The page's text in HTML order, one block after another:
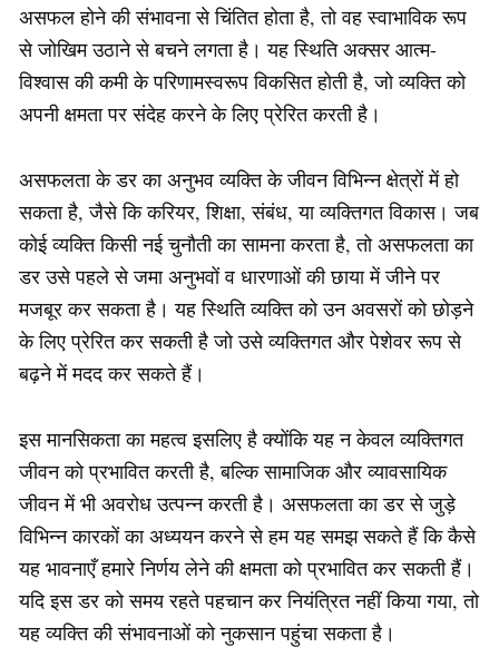
असफल होने की संभावना से चिंतित होता है, तो वह स्वाभाविक रूप
से जोखिम उठाने से बचने लगता है। यह स्थिति अक्सर आत्म-
विश्वास की कमी के परिणामस्वरूप विकसित होती है, जो व्यक्ति को
अपनी क्षमता पर संदेह करने के लिए प्रेरित करती है।
असफलता के डर का अनुभव व्यक्ति के जीवन विभिन्न क्षेत्रों में हो
सकता है, जैसे कि करियर, शिक्षा, संबंध, या व्यक्तिगत विकास। जब
कोई व्यक्ति किसी नई चुनौती का सामना करता है, तो असफलता का
डर उसे पहले से जमा अनुभवों व धारणाओं की छाया में जीने पर
मजबूर कर सकता है। यह स्थिति व्यक्ति को उन अवसरों को छोड़ने
के लिए प्रेरित कर सकती है जो उसे व्यक्तिगत और पेशेवर रूप से
बढ़ने में मदद कर सकते हैं।
इस मानसिकता का महत्व इसलिए है क्योंकि यह न केवल व्यक्तिगत
जीवन को प्रभावित करती है, बल्कि सामाजिक और व्यावसायिक
जीवन में भी अवरोध उत्पन्न करती है। असफलता का डर से जुड़े
विभिन्न कारकों का अध्ययन करने से हम यह समझ सकते हैं कि कैसे
यह भावनाएँ हमारे निर्णय लेने की क्षमता को प्रभावित कर सकती हैं।
यदि इस डर को समय रहते पहचान कर नियंत्रित नहीं किया गया, तो
यह व्यक्ति की संभावनाओं को नुकसान पहुंचा सकता है।